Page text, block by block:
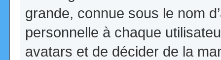
grande, connue sous le nom
personnelle à chaque
avatars et de décider de la